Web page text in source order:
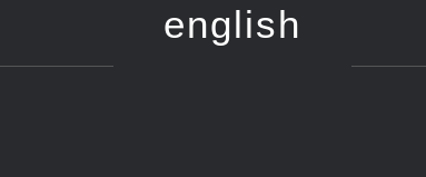
english